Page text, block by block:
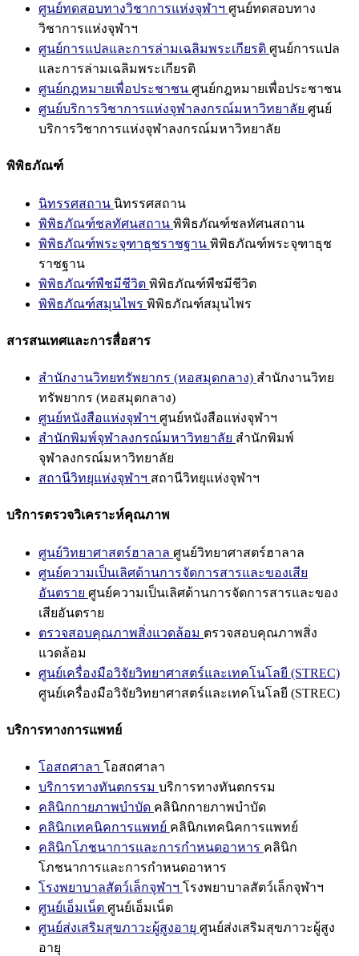
ศูนย์ทดสอบทางวิชาการแห่งจุฬาฯ ศูนย์ทดสอบทาง
วิชาการแห่งจุฬาฯ
ศูนย์การแปลและการล่ามเฉลิมพระเกียรติ ศูนย์การแปล
และการล่ามเฉลิมพระเกียรติ
ศูนย์กฎหมายเพื่อประชาชน ศูนย์กฎหมายเพื่อประชาชน
ศูนย์บริการวิชาการแห่งจุฬาลงกรณ์มหาวิทยาลัย ศูนย์
บริการวิชาการแห่งจุฬาลงกรณ์มหาวิทยาลัย
พิพิธภัณฑ์
นิทรรศสถาน นิทรรศสถาน
พิพิธภัณฑ์ชลทัศนสถาน พิพิธภัณฑ์ชลทัศนสถาน
พิพิธภัณฑ์พระจุฑาธุชราชฐาน พิพิธภัณฑ์พระจุฑาธุช
ราชฐาน
พิพิธภัณฑ์พืชมีชีวิต พิพิธภัณฑ์พืชมีชีวิต
พิพิธภัณฑ์สมุนไพร พิพิธภัณฑ์สมุนไพร
สารสนเทศและการสื่อสาร
สำนักงานวิทยทรัพยากร (หอสมุดกลาง) สำนักงานวิทย
ทรัพยากร (หอสมุดกลาง)
ศูนย์หนังสือแห่งจุฬาฯ ศูนย์หนังสือแห่งจุฬาฯ
สำนักพิมพ์จุฬาลงกรณ์มหาวิทยาลัย สำนักพิมพ์
จุฬาลงกรณ์มหาวิทยาลัย
สถานีวิทยุแห่งจุฬาฯ สถานีวิทยุแห่งจุฬาฯ
บริการตรวจวิเคราะห์คุณภาพ
ศูนย์วิทยาศาสตร์ฮาลาล ศูนย์วิทยาศาสตร์ฮาลาล
ศูนย์ความเป็นเลิศด้านการจัดการสารและของเสีย
อันตราย ศูนย์ความเป็นเลิศด้านการจัดการสารและของ
เสียอันตราย
ตรวจสอบคุณภาพสิ่งแวดล้อม ตรวจสอบคุณภาพสิ่ง
แวดล้อม
ศูนย์เครื่องมือวิจัยวิทยาศาสตร์และเทคโนโลยี (STREC)
ศูนย์เครื่องมือวิจัยวิทยาศาสตร์และเทคโนโลยี (STREC)
บริการทางการแพทย์
โอสถศาลา โอสถศาลา
บริการทางทันตกรรม บริการทางทันตกรรม
คลินิกกายภาพบำบัด คลินิกกายภาพบำบัด
คลินิกเทคนิคการแพทย์ คลินิกเทคนิคการแพทย์
คลินิกโภชนาการและการกำหนดอาหาร คลินิก
โภชนาการและการกำหนดอาหาร
โรงพยาบาลสัตว์เล็กจุฬาฯ โรงพยาบาลสัตว์เล็กจุฬาฯ
ศูนย์เอ็มเน็ต ศูนย์เอ็มเน็ต
ศูนย์ส่งเสริมสุขภาวะผู้สูงอายุ ศูนย์ส่งเสริมสุขภาวะผู้สูง
อายุ